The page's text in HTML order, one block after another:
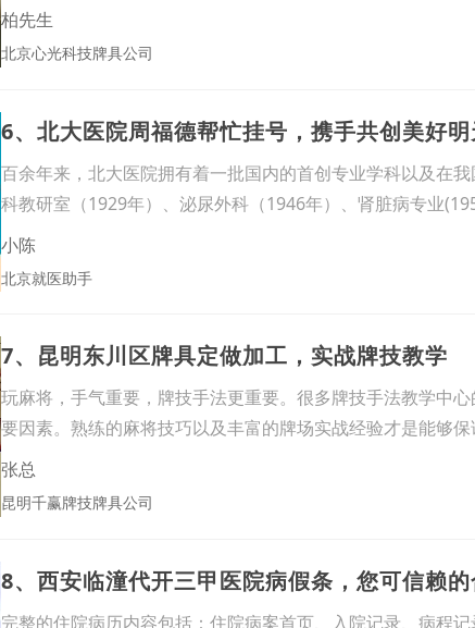
柏先生
北京心光科技牌具公司
6、北大医院周福德帮忙挂号，携手共创美好明
百余年来，北大医院拥有着一批国内的首创专业学科以及在
科教研室（1929年）、泌尿外科（1946年）、肾脏病专业
小陈
北京就医助手
7、昆明东川区牌具定做加工，实战牌技教学
玩麻将，手气重要，牌技手法更重要。很多牌技手法教学中
要因素。熟练的麻将技巧以及丰富的牌场实战经验才是能够
娱乐
张总
昆明千赢牌技牌具公司
8、西安临潼代开三甲医院病假条，您可信赖
完整的住院病历内容包括：住院病案首页、入院记录、病程